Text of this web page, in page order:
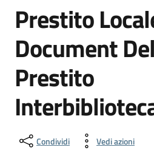
Prestito
Document
Prestito
Condividi Vedi azioni